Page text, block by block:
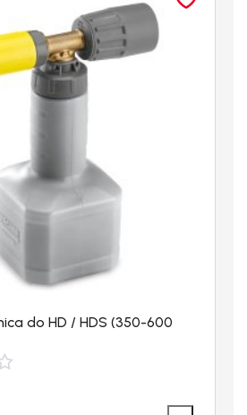
Dobierane
indywidualnie do
każdego
urządzenia
do HD / HDS (350-600